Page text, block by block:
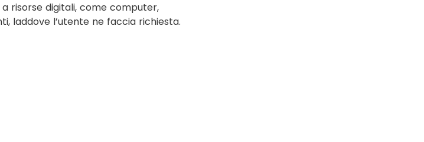
risorse digitali, come computer,
laddove l’utente ne faccia richiesta.